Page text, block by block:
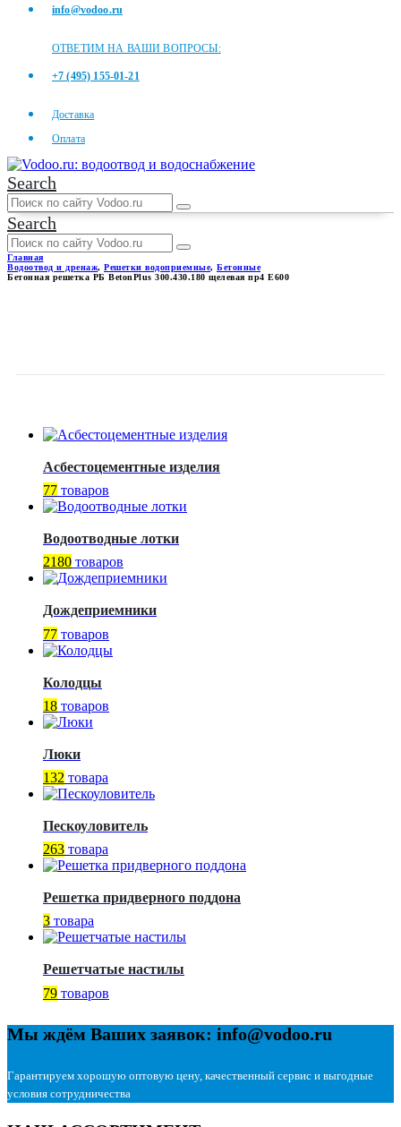
info@vodoo.ru
ОТВЕТИМ НА ВАШИ ВОПРОСЫ:
+7 (495) 155-01-21
Доставка
Оплата
Search
Search
Главная
Водоотвод и дренаж, Решетки водоприемные, Бетонные
Бетонная решетка РБ BetonPlus 300.430.180 щелевая пр4 E600
Асбестоцементные изделия
77 товаров
Водоотводные лотки
2180 товаров
Дождеприемники
77 товаров
Колодцы
18 товаров
Люки
132 товара
Пескоуловитель
263 товара
Решетка придверного поддона
3 товара
Решетчатые настилы
79 товаров
Мы ждём Ваших заявок: info@vodoo.ru
Гарантируем хорошую оптовую цену, качественный сервис и выгодные
условия сотрудничества